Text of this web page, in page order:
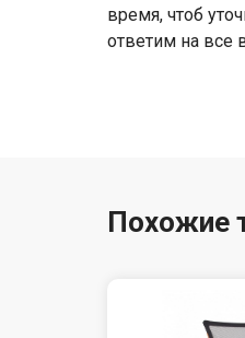
время, чтоб
ответим на все
Похожие